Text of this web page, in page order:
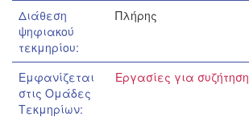
Διάθεση
ψηφιακού
τεκμηρίου:
Πλήρης
Εμφανίζεται
στις Ομάδες
Τεκμηρίων:
Εργασίες για συζήτηση